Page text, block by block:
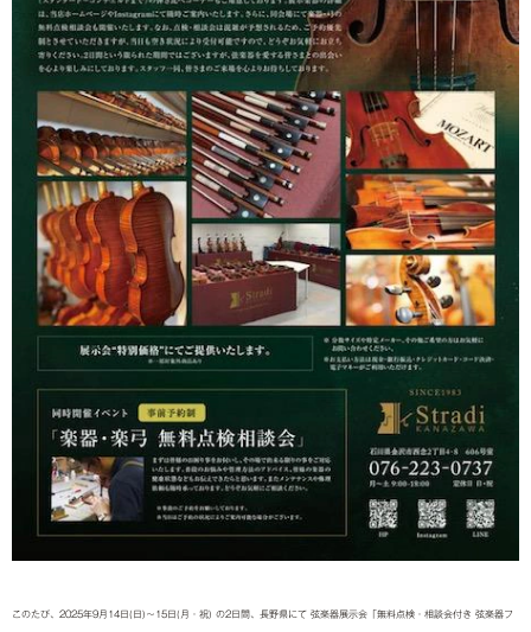
このたび、2025年9月14日(日)〜15日(月・祝) の2日間、長野県にて 弦楽器展示会「無料点検・相談会付き 弦楽器フ